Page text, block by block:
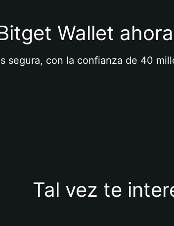
Wallet ahora
segura, con la confianza de 40
Tal vez te